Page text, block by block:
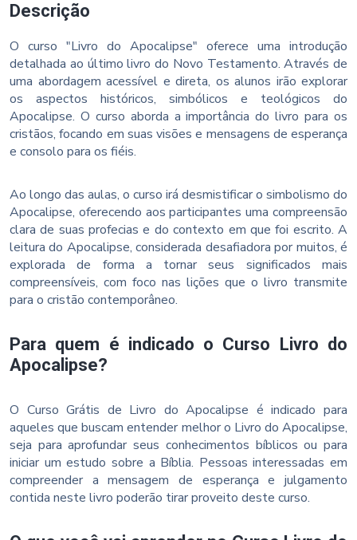
Descrição
O curso "Livro do Apocalipse" oferece uma introdução
detalhada ao último livro do Novo Testamento. Através de
uma abordagem acessível e direta, os alunos irão explorar
os aspectos históricos, simbólicos e teológicos do
Apocalipse. O curso aborda a importância do livro para os
cristãos, focando em suas visões e mensagens de esperança
e consolo para os fiéis.
Ao longo das aulas, o curso irá desmistificar o simbolismo do
Apocalipse, oferecendo aos participantes uma compreensão
clara de suas profecias e do contexto em que foi escrito. A
leitura do Apocalipse, considerada desafiadora por muitos, é
explorada de forma a tornar seus significados mais
compreensíveis, com foco nas lições que o livro transmite
para o cristão contemporâneo.
Para quem é indicado o Curso Livro do
Apocalipse?
O Curso Grátis de Livro do Apocalipse é indicado para
aqueles que buscam entender melhor o Livro do Apocalipse,
seja para aprofundar seus conhecimentos bíblicos ou para
iniciar um estudo sobre a Bíblia. Pessoas interessadas em
compreender a mensagem de esperança e julgamento
contida neste livro poderão tirar proveito deste curso.